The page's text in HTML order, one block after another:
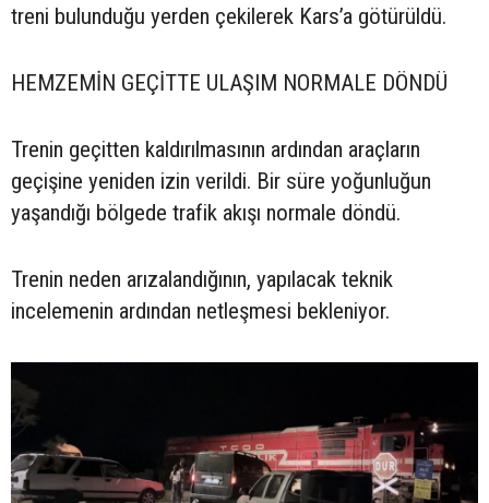
treni bulunduğu yerden çekilerek Kars’a götürüldü.
HEMZEMİN GEÇİTTE ULAŞIM NORMALE DÖNDÜ
Trenin geçitten kaldırılmasının ardından araçların
geçişine yeniden izin verildi. Bir süre yoğunluğun
yaşandığı bölgede trafik akışı normale döndü.
Trenin neden arızalandığının, yapılacak teknik
incelemenin ardından netleşmesi bekleniyor.